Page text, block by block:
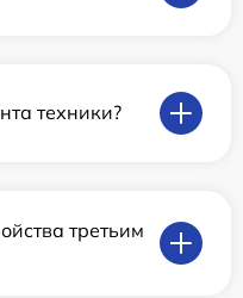
техники?
третьим